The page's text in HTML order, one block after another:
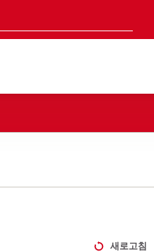
새로고침